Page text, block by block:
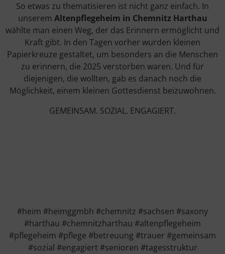
So etwas zu thematisieren ist nicht ganz einfach. In
unserem Altenpflegeheim in Chemnitz Harthau
wählte man einen Weg, der das Erinnern ermöglicht und
Kraft gibt. In den Tagen vorher wurden kleinen
Papierkreuze gestaltet, um besonders an die Menschen
zu erinnern, die 2025 verstorben waren. Und für
diejenigen, die wollten, gab es danach noch die
Möglichkeit, einem kleinen Gottesdienst beizuwohnen.
GEMEINSAM. SOZIAL. ENGAGIERT.
#heim #heimggmbh #chemnitz #sachsen #saxony
#harthau #chemnitzharthau #altenpflegeheim
#pflegeheim #pflege #betreuung #trauer #gemeinsam
#sozial #engagiert #senioren #tagesstruktur